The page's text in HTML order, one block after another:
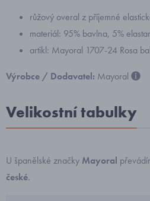
růžový overal z příjemné
materiál: 95% bavlna, 5%
artikl: Mayoral 1707-24 Rosa
Výrobce / Dodavatel: Mayoral
Velikostní tabulky
U španělské značky Mayoral
české.